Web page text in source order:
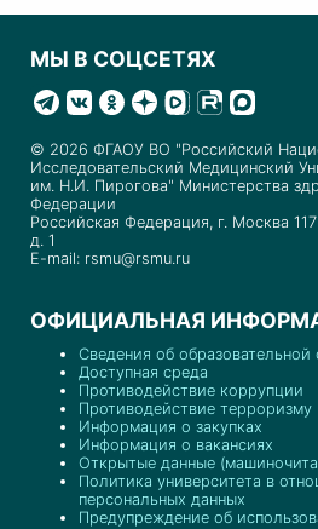
МЫ В СОЦСЕТЯХ
© 2026 ФГАОУ ВО "Российский
Исследовательский Медицинский
им. Н.И. Пирогова" Министерства
Федерации
Российская Федерация, г. Москва
д. 1
E-mail: rsmu@rsmu.ru
ОФИЦИАЛЬНАЯ
Сведения об образовательной
Доступная среда
Противодействие коррупции
Противодействие терроризму
Информация о закупках
Информация о вакансиях
Открытые данные
Политика университета в
персональных данных
Предупреждение об